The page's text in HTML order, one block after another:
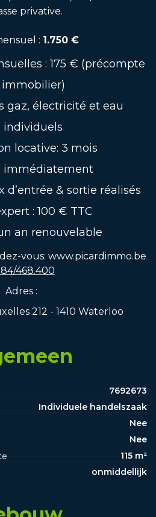
privative.
: 1.750 €
: 175 € (précompte
immobilier)
gaz, électricité et eau
individuels
locative: 3 mois
immédiatement
d’entrée & sortie réalisés
: 100 € TTC
an renouvelable
vous: www.picardimmo.be
468.400
Adres :
212 - 1410 Waterloo
7692673
Individuele handelszaak
Nee
Nee
115 m²
onmiddellijk